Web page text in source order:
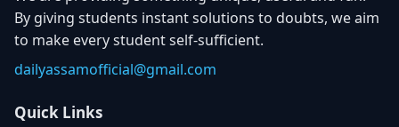
By giving students instant solutions to doubts, we aim
to make every student self-sufficient.
dailyassamofficial@gmail.com
Quick Links